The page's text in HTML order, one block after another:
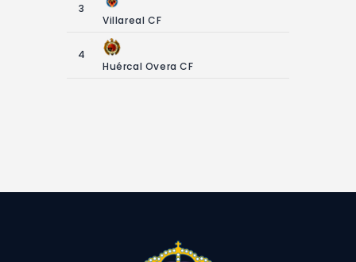
3
Villareal CF
4
Huércal Overa CF